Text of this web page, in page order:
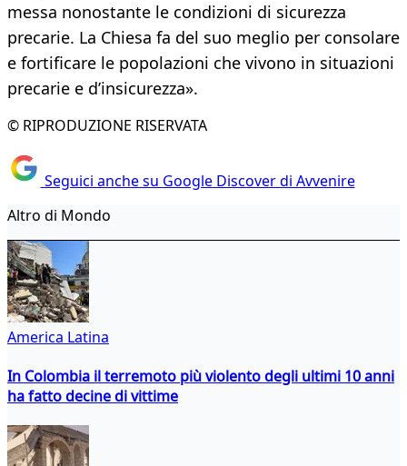
messa nonostante le condizioni di sicurezza
precarie. La Chiesa fa del suo meglio per consolare
e fortificare le popolazioni che vivono in situazioni
precarie e d’insicurezza».
© RIPRODUZIONE RISERVATA
Seguici anche su Google Discover di Avvenire
Altro di Mondo
America Latina
In Colombia il terremoto più violento degli ultimi 10 anni
ha fatto decine di vittime